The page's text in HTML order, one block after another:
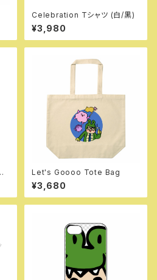
Celebration Tシャツ (白/黒)
¥3,980
Let's Goooo Tote Bag
¥3,680